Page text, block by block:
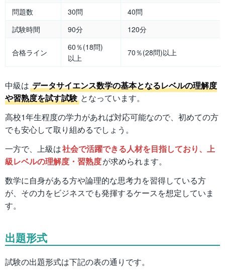
問題数 30問
40問
試験時間
90分 120分
合格ライン
60％(18問)
以上
70％(28問)以上
中級は データサイエンス数学の基本となるレベルの理解度
や習熟度を試す試験 となっています。
高校1年生程度の学力があれば対応可能なので、初めての方
でも安心して取り組めるでしょう。
一方で、上級は社会で活躍できる人材を目指しており、上
級レベルの理解度・習熟度が求められます。
数学に自身がある方や論理的な思考力を習得している方
が、その力をビジネスでも発揮するケースを想定していま
す。
出題形式
試験の出題形式は下記の表の通りです。